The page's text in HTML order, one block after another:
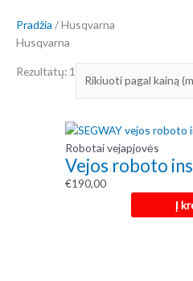
Pradžia / Husqvarna
Husqvarna
Rezultatų: 1
Robotai vejapjovės
Vejos roboto
€190,00
Į